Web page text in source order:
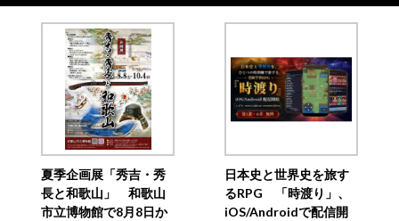
夏季企画展「秀吉・秀
長と和歌山」 和歌山
市立博物館で8月8日か
日本史と世界史を旅す
るRPG 「時渡り」、
iOS/Androidで配信開